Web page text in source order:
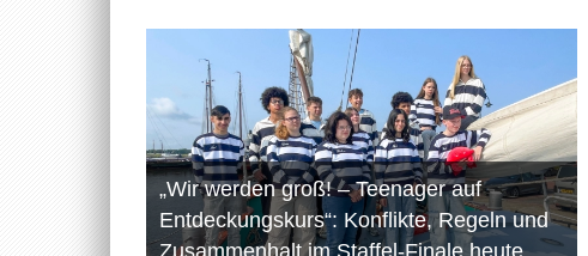
„Wir werden groß! – Teenager auf
Entdeckungskurs“: Konflikte, Regeln und
Zusammenhalt im Staffel-Finale heute